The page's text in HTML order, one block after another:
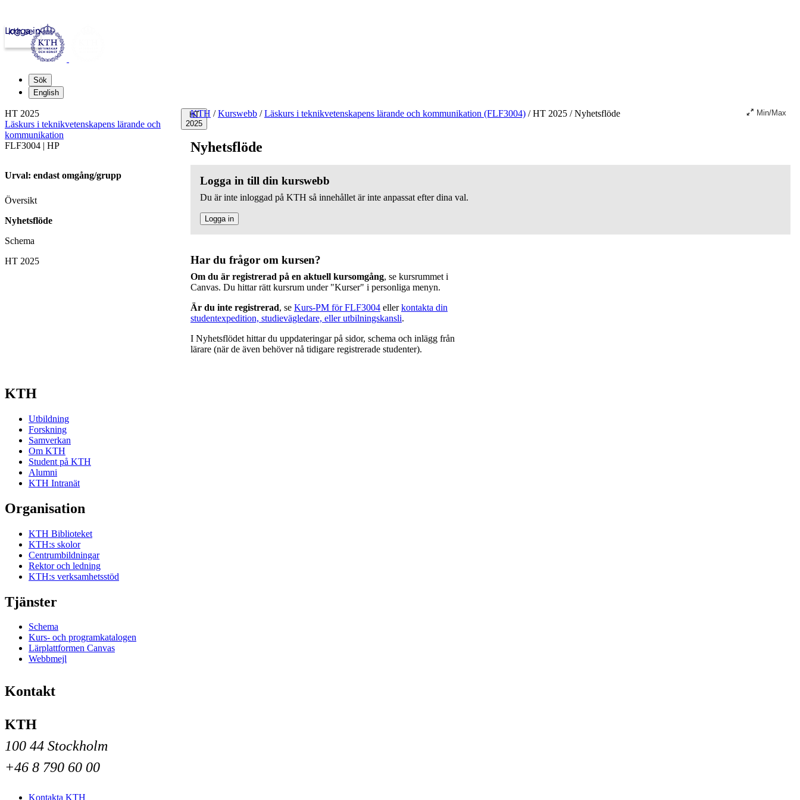
kth.se
Logga in
Sök
English
HT
2025
KTH / Kurswebb / Läskurs i teknikvetenskapens lärande och kommunikation (FLF3004) /HT 2025 /Nyhetsflöde Min/Max
Nyhetsflöde
Logga in till din kurswebb
Du är inte inloggad på KTH så innehållet är inte anpassat efter dina val.
Logga in
Har du frågor om kursen?
Om du är registrerad på en aktuell kursomgång, se kursrummet i
Canvas. Du hittar rätt kursrum under "Kurser" i personliga menyn.
Är du inte registrerad, se Kurs-PM för FLF3004 ellerkontakta din
studentexpedition, studievägledare, eller utbilningskansli.
I Nyhetsflödet hittar du uppdateringar på sidor, schema och inlägg från
lärare (när de även behöver nå tidigare registrerade studenter).
HT 2025
Läskurs i teknikvetenskapens lärande och
kommunikation
FLF3004 | HP
Urval: endast omgång/grupp
Översikt
Nyhetsflöde
Schema
HT 2025
KTH
Utbildning
Forskning
Samverkan
Om KTH
Student på KTH
Alumni
KTH Intranät
Organisation
KTH Biblioteket
KTH:s skolor
Centrumbildningar
Rektor och ledning
KTH:s verksamhetsstöd
Tjänster
Schema
Kurs- och programkatalogen
Lärplattformen Canvas
Webbmejl
Kontakt
KTH
100 44 Stockholm
+46 8 790 60 00
Kontakta KTH